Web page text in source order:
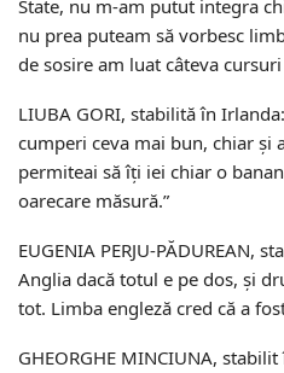
State, nu m-am putut integra
nu prea puteam să vorbesc
de sosire am luat câteva cursuri
LIUBA GORI, stabilită în
cumperi ceva mai bun, chiar și
permiteai să îți iei chiar o
oarecare măsură.”
EUGENIA PERJU-PĂDUREAN,
Anglia dacă totul e pe dos, și
tot. Limba engleză cred că a
GHEORGHE MINCIUNA,